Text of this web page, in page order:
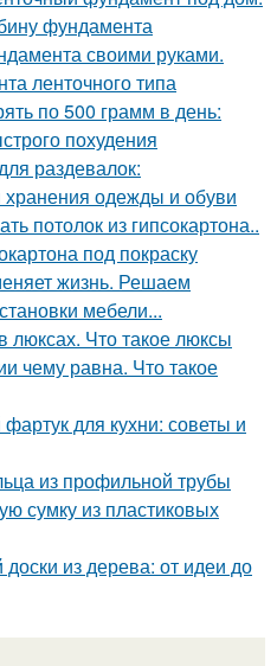
фундамента
своими руками.
ленточного типа
по 500 грамм в день:
похудения
раздевалок:
одежды и обуви
потолок из гипсокартона..
под покраску
жизнь. Решаем
мебели...
Что такое люксы
чему равна. Что такое
для кухни: советы и
из профильной трубы
сумку из пластиковых
из дерева: от идеи до